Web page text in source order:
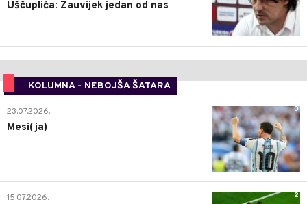
Uščuplića: Zauvijek jedan od nas
KOLUMNA - NEBOJŠA ŠATARA
0
23.07.2026.
Mesi(ja)
2
15.07.2026.